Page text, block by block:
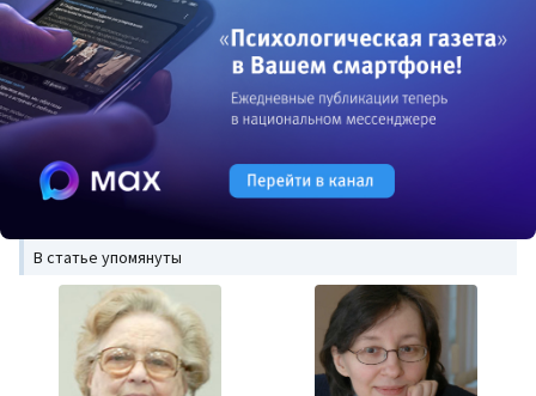
В статье упомянуты